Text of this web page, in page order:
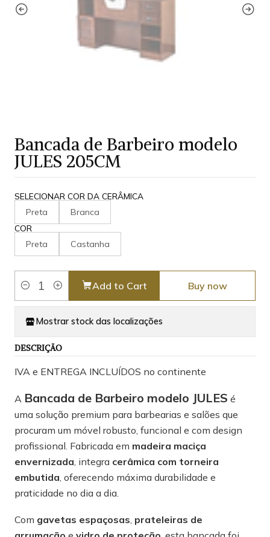
Bancada de Barbeiro modelo
JULES 205CM
SELECIONAR COR DA CERÂMICA
Preta Branca
COR
Preta Castanha
Quantity
Add to Cart Buy now
Mostrar stock das localizações
DESCRIÇÃO
IVA e ENTREGA INCLUÍDOS no continente
A Bancada de Barbeiro modelo JULES é
uma solução premium para barbearias e salões que
procuram um móvel robusto, funcional e com design
profissional. Fabricada em madeira maciça
envernizada , integra cerâmica com torneira
embutida , oferecendo máxima durabilidade e
praticidade no dia a dia.
Com gavetas espaçosas prateleiras de